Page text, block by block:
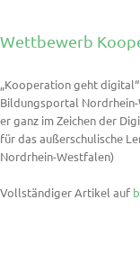
Wettbewerb
„Kooperation geht
Bildungsportal
er ganz im Zeichen der
für das außerschulische
Nordrhein-Westfalen)
Vollständiger Artikel auf